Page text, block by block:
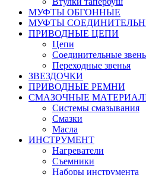
МУФТЫ ОБГОННЫЕ
МУФТЫ
ПРИВОДНЫЕ ЦЕПИ
Цепи
Соединительные
Переходные звенья
ЗВЕЗДОЧКИ
ПРИВОДНЫЕ РЕМНИ
СМАЗОЧНЫЕ
Системы смазывания
Смазки
Масла
ИНСТРУМЕНТ
Нагреватели
Съемники
Наборы инструмента